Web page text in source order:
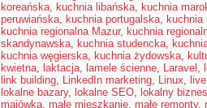
koreańska, kuchnia libańska, kuchnia
peruwiańska, kuchnia portugalska, kuchnia
kuchnia regionalna Mazur, kuchnia
skandynawska, kuchnia studencka,
kuchnia węgierska, kuchnia żydowska,
kwietna, laktacja, lamele ścienne, Laravel ,
link building, LinkedIn marketing, Linux,
lokalne bazary, lokalne SEO, lokalny biznes
majówka, małe mieszkanie, małe remonty,